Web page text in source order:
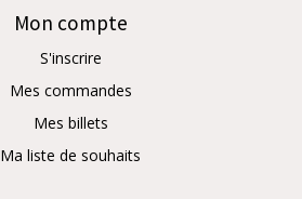
Mon compte
S'inscrire
Mes commandes
Mes billets
Ma liste de souhaits